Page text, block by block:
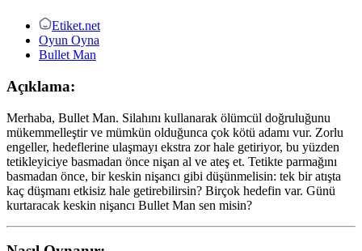
Etiket.net
Oyun Oyna
Bullet Man
Açıklama:
Merhaba, Bullet Man. Silahını kullanarak ölümcül doğruluğunu
mükemmelleştir ve mümkün olduğunca çok kötü adamı vur. Zorlu
engeller, hedeflerine ulaşmayı ekstra zor hale getiriyor, bu yüzden
tetikleyiciye basmadan önce nişan al ve ateş et. Tetikte parmağını
basmadan önce, bir keskin nişancı gibi düşünmelisin: tek bir atışta
kaç düşmanı etkisiz hale getirebilirsin? Birçok hedefin var. Günü
kurtaracak keskin nişancı Bullet Man sen misin?